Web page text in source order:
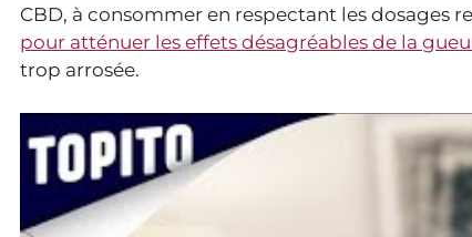
CBD, à consommer en respectant les dosages
pour atténuer les effets désagréables de la
trop arrosée.